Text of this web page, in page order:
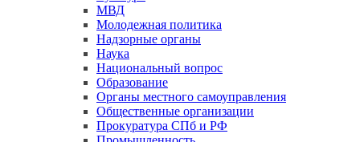
МВД
Молодежная политика
Надзорные органы
Наука
Национальный вопрос
Образование
Органы местного самоуправления
Общественные организации
Прокуратура СПб и РФ